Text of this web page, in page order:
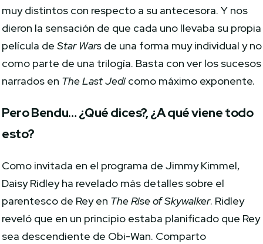
muy distintos con respecto a su antecesora. Y nos
dieron la sensación de que cada uno llevaba su propia
película deStar Wars de una forma muy individual y no
como parte de una trilogía. Basta con ver los sucesos
narrados en The Last Jedicomo máximo exponente.
Pero Bendu… ¿Qué dices?, ¿A qué viene todo
esto?
Como invitada en el programa de Jimmy Kimmel,
Daisy Ridley ha revelado más detalles sobre el
parentesco de Rey en The Rise of Skywalker. Ridley
reveló que en un principio estaba planificado que Rey
sea descendiente de Obi-Wan. Comparto